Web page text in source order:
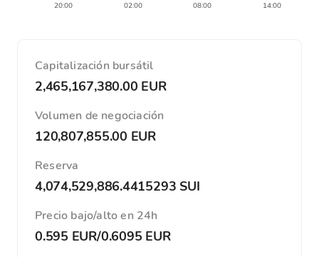
20:00 02:00 08:00 14:00
Capitalización bursátil
2,465,167,380.00 EUR
Volumen de negociación
120,807,855.00 EUR
Reserva
4,074,529,886.4415293 SUI
Precio bajo/alto en 24h
0.595 EUR/0.6095 EUR